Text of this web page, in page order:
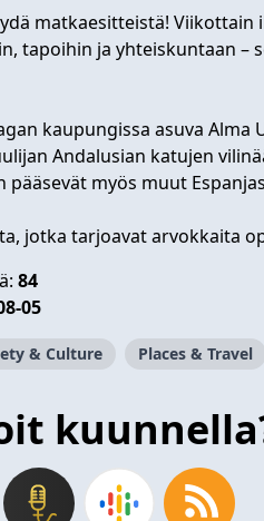
matkaesitteistä!
tapoihin ja yhteiskuntaan –
kaupungissa asuva Alma
Andalusian katujen
pääsevät myös muut
jotka tarjoavat arvokkaita
84
05
& Culture Places & Travel